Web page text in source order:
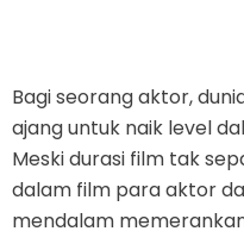
Bagi seorang aktor,
ajang untuk naik level
Meski durasi film tak
dalam film para aktor
mendalam